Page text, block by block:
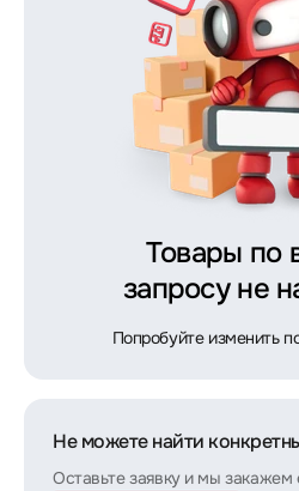
Товары по
запросу не
Попробуйте изменить
Не можете найти
Оставьте заявку и мы закажем